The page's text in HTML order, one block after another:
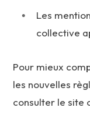
Les
collective
Pour mieux
les nouvelles
consulter le site